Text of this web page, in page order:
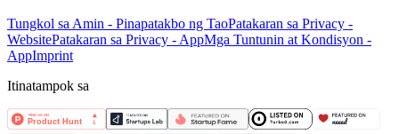
Tungkol sa Amin - Pinapatakbo ng TaoPatakaran sa Privacy -
WebsitePatakaran sa Privacy - AppMga Tuntunin at Kondisyon -
AppImprint
Itinatampok sa